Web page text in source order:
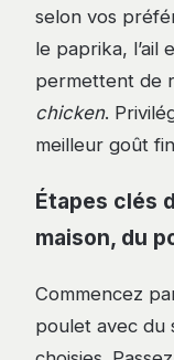
selon vos
le paprika, l’ail
permettent de
chicken.
meilleur goût
Étapes clés
maison, du
Commencez
poulet avec du